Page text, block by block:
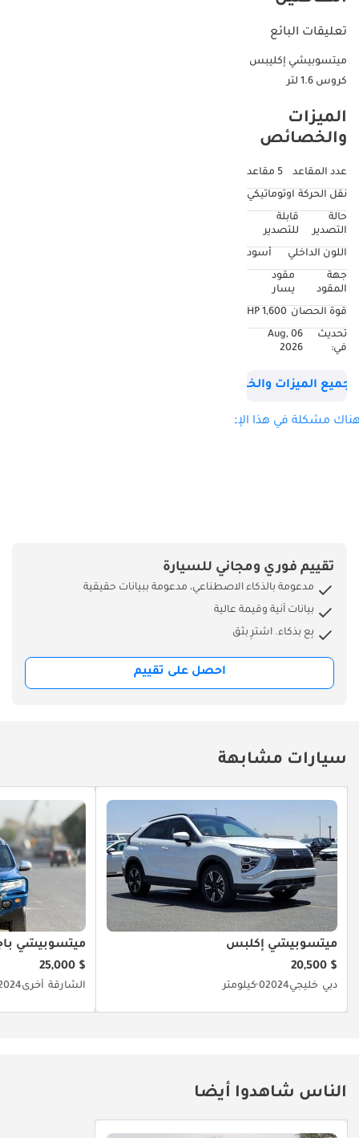
تعليقات البائع
ميتسوبيشي إكليبس
كروس 1.6 لتر
الميزات
والخصائص
عدد المقاعد
5 مقاعد
نقل الحركة اوتوماتيكي
حالة
التصدير
قابلة
للتصدير
اللون الداخلي
أسود
جهة
المقود
مقود
يسار
قوة الحصان 1,600 HP
تحديث
في:
06 Aug,
2026
جميع الميزات والخصائص
مشكلة في هذا الإعلان؟
تقييم فوري ومجاني للسيارة
مدعومة بالذكاء الاصطناعي، مدعومة ببيانات حقيقية
بيانات آنية وقيمة عالية
بِع بذكاء. اشترِ بثق
احصل على تقييم
سيارات مشابهة
ميتسوبيشي إكلبس
$ 20,500
دبي خليجي20240 كيلومتر
ميتسوبيشي
$ 25,000
الشارقة أخرى
الناس شاهدوا أيضا